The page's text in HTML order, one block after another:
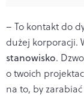
– To kontakt do
dużej korporacji.
stanowisko.
o twoich
na to, by